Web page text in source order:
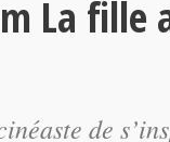
La fille
de